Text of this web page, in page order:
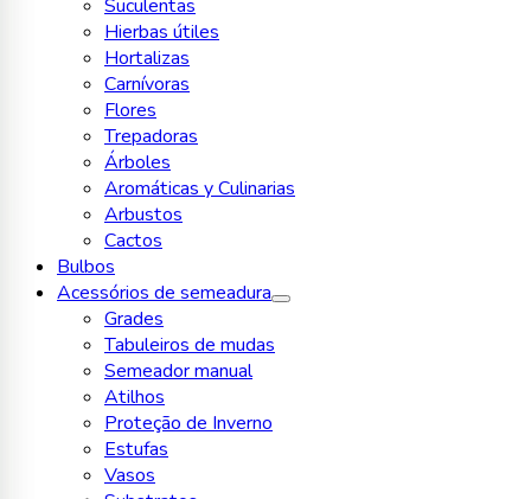
Suculentas
Hierbas útiles
Hortalizas
Carnívoras
Flores
Trepadoras
Árboles
Aromáticas y Culinarias
Arbustos
Cactos
Bulbos
Acessórios de semeadura
Grades
Tabuleiros de mudas
Semeador manual
Atilhos
Proteção de Inverno
Estufas
Vasos